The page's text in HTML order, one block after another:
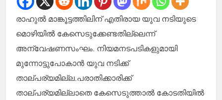
രാഹുൽ മാങ്കൂട്ടത്തിലിന് എതിരായ യുവ നടിയുടെ
മൊഴിയിൽ കേസെടുക്കേണ്ടതില്ലെന്ന്
അന്വേഷണസംഘം. നിയമനടപടികളുമായി
മുന്നോട്ടുപോകാൻ യുവ നടിക്ക്
താല്പര്യമില്ല.പരാതിക്കാരിക്ക്
താല്പര്യമില്ലാതെ കേസെടുത്താൽ കോടതിയിൽ